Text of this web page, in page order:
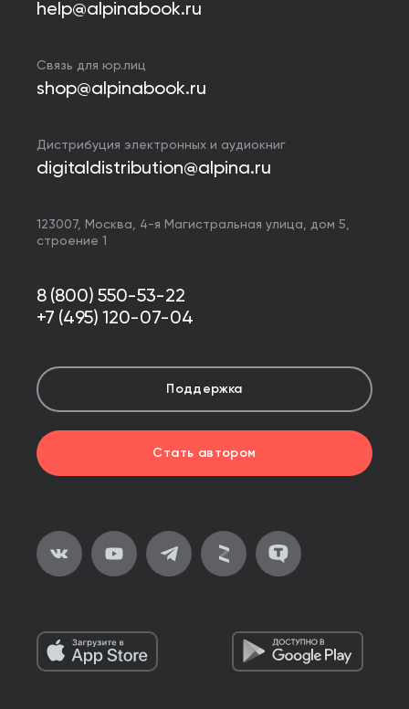
help@alpinabook.ru
Связь для юр.лиц
shop@alpinabook.ru
Дистрибуция электронных и аудиокниг
digitaldistribution@alpina.ru
123007, Москва, 4-я Магистральная улица, дом 5,
строение 1
8 (800) 550-53-22
+7 (495) 120-07-04
Поддержка
Стать автором